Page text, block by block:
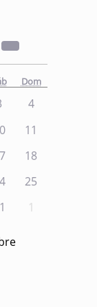
Dom
4
11
18
25
1